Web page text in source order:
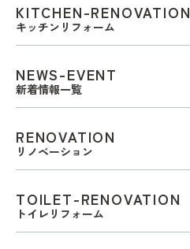
KITCHEN-RENOVATION
キッチンリフォーム
NEWS-EVENT
新着情報一覧
RENOVATION
リノベーション
TOILET-RENOVATION
トイレリフォーム